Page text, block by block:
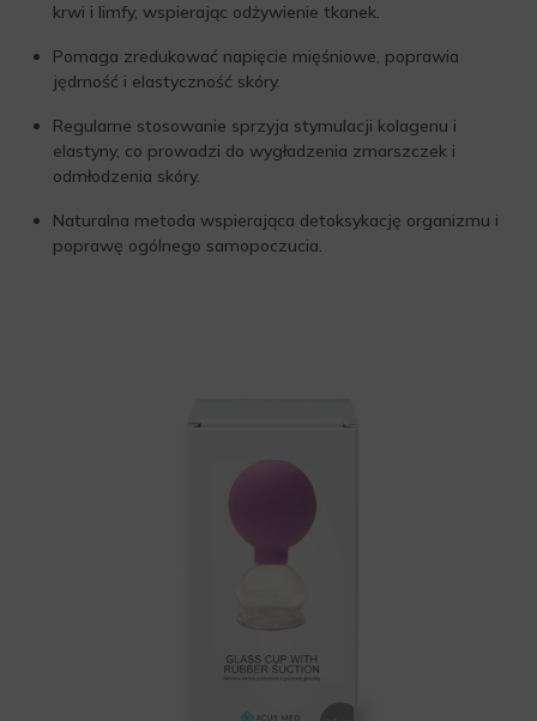
krwi i limfy, wspierając odżywienie tkanek.
Pomaga zredukować napięcie mięśniowe, poprawia
jędrność i elastyczność skóry.
Regularne stosowanie sprzyja stymulacji kolagenu i
elastyny, co prowadzi do wygładzenia zmarszczek i
odmłodzenia skóry.
Naturalna metoda wspierająca detoksykację organizmu i
poprawę ogólnego samopoczucia.